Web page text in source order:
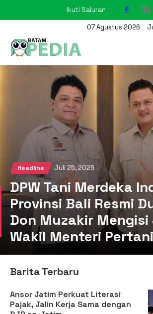
Ikuti Saluran
07 Agustus 2026
Headline Juli 25, 2026
DPW Tani Merdeka
Provinsi Bali Resmi
Don Muzakir
Wakil Menteri
Barita Terbaru
Ansor Jatim Perkuat Literasi
Pajak, Jalin Kerja Sama dengan